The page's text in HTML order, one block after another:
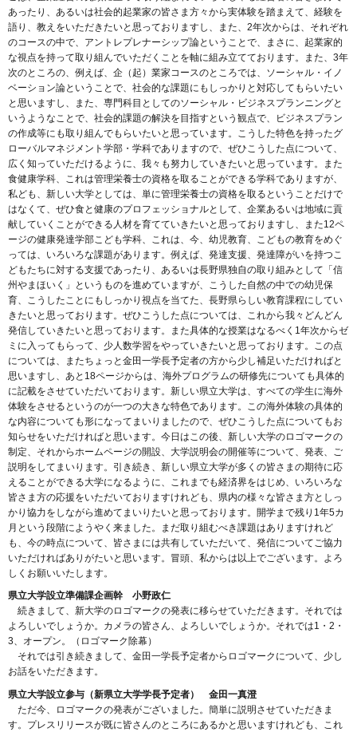
あったり、あるいは社会的起業家の皆さま方々から実体験を踏まえて、経験を
語り、教えをいただきたいと思っておりますし、また、2年次からは、それぞれ
のコースの中で、アントレプレナーシップ論ということで、まさに、起業家的
な視点を持って取り組んでいただくことを軸に組み立てております。また、3年
次のところの、例えば、企（起）業家コースのところでは、ソーシャル・イノ
ベーション論ということで、社会的な課題にもしっかりと対応してもらいたい
と思いますし、また、専門科目としてのソーシャル・ビジネスプランニングと
いうようなことで、社会的課題の解決を目指すという観点で、ビジネスプラン
の作成等にも取り組んでもらいたいと思っています。こうした特色を持ったグ
ローバルマネジメント学部・学科でありますので、ぜひこうした点について、
広く知っていただけるように、我々も努力していきたいと思っています。また
食健康学科、これは管理栄養士の資格を取ることができる学科でありますが、
私ども、新しい大学としては、単に管理栄養士の資格を取るということだけで
はなくて、ぜひ食と健康のプロフェッショナルとして、企業あるいは地域に貢
献していくことができる人材を育てていきたいと思っておりますし、また12ペ
ージの健康発達学部こども学科、これは、今、幼児教育、こどもの教育をめぐ
っては、いろいろな課題があります。例えば、発達支援、発達障がいを持つこ
どもたちに対する支援であったり、あるいは長野県独自の取り組みとして「信
州やまほいく」というものを進めていますが、こうした自然の中での幼児保
育、こうしたことにもしっかり視点を当てた、長野県らしい教育課程にしてい
きたいと思っております。ぜひこうした点については、これから我々どんどん
発信していきたいと思っております。また具体的な授業はなるべく1年次からゼ
ミに入ってもらって、少人数学習をやっていきたいと思っております。この点
については、またちょっと金田一学長予定者の方から少し補足いただければと
思いますし、あと18ページからは、海外プログラムの研修先についても具体的
に記載をさせていただいております。新しい県立大学は、すべての学生に海外
体験をさせるというのが一つの大きな特色であります。この海外体験の具体的
な内容についても形になってまいりましたので、ぜひこうした点についてもお
知らせをいただければと思います。今日はこの後、新しい大学のロゴマークの
制定、それからホームページの開設、大学説明会の開催等について、発表、ご
説明をしてまいります。引き続き、新しい県立大学が多くの皆さまの期待に応
えることができる大学になるように、これまでも経済界をはじめ、いろいろな
皆さま方の応援をいただいておりますけれども、県内の様々な皆さま方としっ
かり協力をしながら進めてまいりたいと思っております。開学まで残り1年5カ
月という段階にようやく来ました。まだ取り組むべき課題はありますけれど
も、今の時点について、皆さまには共有していただいて、発信についてご協力
いただければありがたいと思います。冒頭、私からは以上でございます。よろ
しくお願いいたします。
県立大学設立準備課企画幹 小野政仁
続きまして、新大学のロゴマークの発表に移らせていただきます。それでは
よろしいでしょうか。カメラの皆さん、よろしいでしょうか。それでは1・2・
3、オープン。（ロゴマーク除幕）
それでは引き続きまして、金田一学長予定者からロゴマークについて、少し
お話をいただきます。
県立大学設立参与（新県立大学学長予定者） 金田一真澄
ただ今、ロゴマークの発表がございました。簡単に説明させていただきま
す。プレスリリースが既に皆さんのところにあるかと思いますけれども、これ